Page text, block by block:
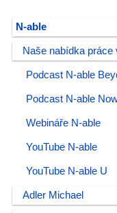
N-able
Naše nabídka práce
Podcast N-able
Podcast N-able
Webináře N-able
YouTube N-able
YouTube N-able U
Adler Michael